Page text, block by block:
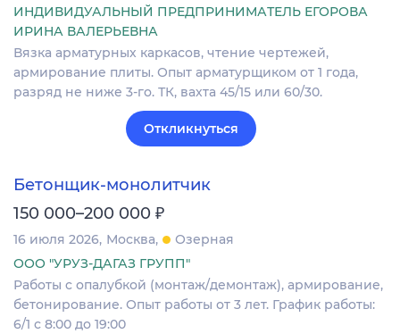
ИНДИВИДУАЛЬНЫЙ ПРЕДПРИНИМАТЕЛЬ ЕГОРОВА
ИРИНА ВАЛЕРЬЕВНА
Вязка арматурных каркасов, чтение чертежей,
армирование плиты. Опыт арматурщиком от 1 года,
разряд не ниже 3-го. ТК, вахта 45/15 или 60/30.
Откликнуться
Бетонщик-монолитчик
150 000–200 000 ₽
16 июля 2026 Москва
Озерная
ООО "УРУЗ-ДАГАЗ ГРУПП"
Работы c опалубкой (монтаж/демонтаж), армирование,
бетонирование. Опыт работы от 3 лет. График работы:
6/1 с 8:00 до 19:00